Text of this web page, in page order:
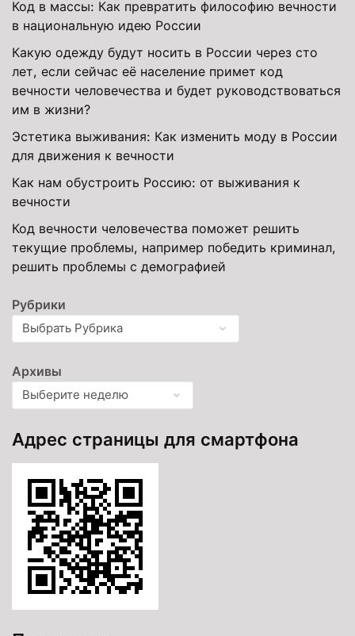
Код в массы: Как превратить философию вечности
в национальную идею России
Какую одежду будут носить в России через сто
лет, если сейчас её население примет код
вечности человечества и будет руководствоваться
им в жизни?
Эстетика выживания: Как изменить моду в России
для движения к вечности
Как нам обустроить Россию: от выживания к
вечности
Код вечности человечества поможет решить
текущие проблемы, например победить криминал,
решить проблемы с демографией
Рубрики
Архивы
Адрес страницы для смартфона